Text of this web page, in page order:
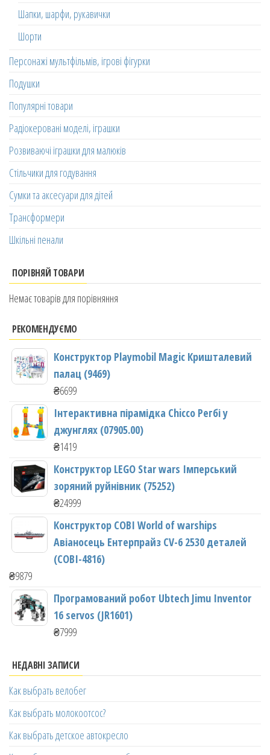
Шапки, шарфи, рукавички
Шорти
Персонажі мультфільмів, ігрові фігурки
Подушки
Популярні товари
Радіокеровані моделі, іграшки
Розвиваючі іграшки для малюків
Стільчики для годування
Сумки та аксесуари для дітей
Трансформери
Шкільні пенали
ПОРІВНЯЙ ТОВАРИ
Немає товарів для порівняння
РЕКОМЕНДУЄМО
Конструктор Playmobil Magic Кришталевий
палац (9469)
₴6699
Інтерактивна пірамідка Chicco Регбі у
джунглях (07905.00)
₴1419
Конструктор LEGO Star wars Імперський
зоряний руйнівник (75252)
₴24999
Конструктор COBI World of warships
Авіаносець Ентерпрайз CV-6 2530 деталей
(COBI-4816)
₴9879
Програмований робот Ubtech Jimu Inventor
16 servos (JR1601)
₴7999
НЕДАВНІ ЗАПИСИ
Как выбрать велобег
Как выбрать молокоотсос?
Как выбрать детское автокресло